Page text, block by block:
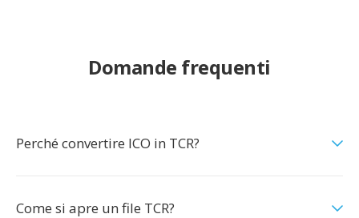
Domande frequenti
Perché convertire ICO in TCR?
Come si apre un file TCR?